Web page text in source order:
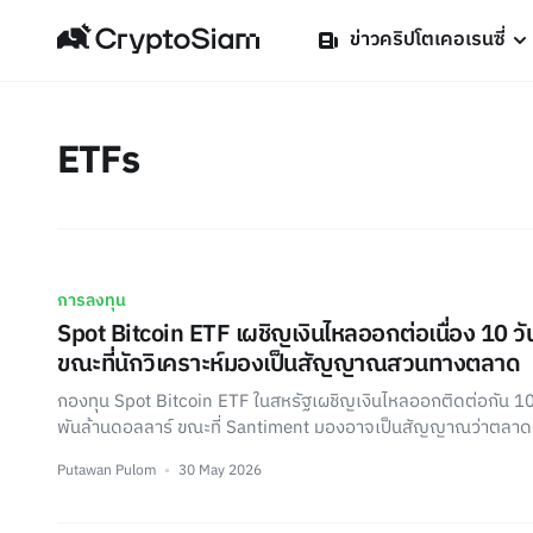
ข่าวคริปโตเคอเรนซี่
ETFs
การลงทุน
Spot Bitcoin ETF เผชิญเงินไหลออกต่อเนื่อง 10
ขณะที่นักวิเคราะห์มองเป็นสัญญาณสวนทางตลาด
กองทุน Spot Bitcoin ETF ในสหรัฐเผชิญเงินไหลออกติดต่อกัน
พันล้านดอลลาร์ ขณะที่ Santiment มองอาจเป็นสัญญาณว่าตลาด
Putawan Pulom 30 May 2026